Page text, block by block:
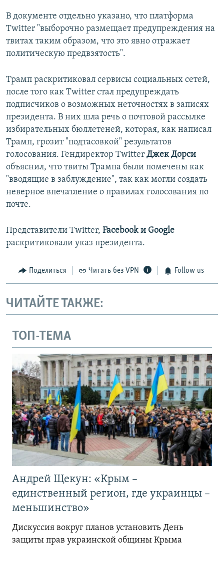
В документе отдельно указано, что платформа
Twitter "выборочно размещает предупреждения на
твитах таким образом, что это явно отражает
политическую предвзятость".
Трамп раскритиковал сервисы социальных сетей,
после того как Twitter стал предупреждать
подписчиков о возможных неточностях в записях
президента. В них шла речь о почтовой рассылке
избирательных бюллетеней, которая, как написал
Трамп, грозит "подтасовкой" результатов
голосования. Гендиректор Twitter Джек Дорси
объяснил, что твиты Трампа были помечены как
"вводящие в заблуждение", так как могли создать
неверное впечатление о правилах голосования по
почте.
Представители Twitter, Facebook и Google
раскритиковали указ президента.
Поделиться Читать без VPN Follow us
ЧИТАЙТЕ ТАКЖЕ:
ТОП-ТЕМА
Андрей Щекун: «Крым –
единственный регион, где украинцы –
меньшинство»
Дискуссия вокруг планов установить День
защиты прав украинской общины Крыма